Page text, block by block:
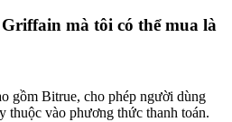
mà tôi có thể mua là
gồm Bitrue, cho phép người dùng
thuộc vào phương thức thanh toán.